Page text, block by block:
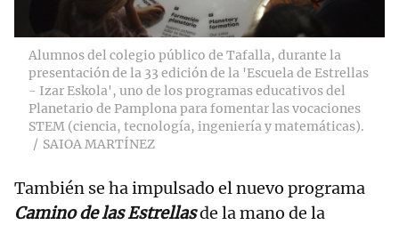
Alumnos del colegio público de Tafalla, durante la
presentación de la 33 edición de la 'Escuela de Estrellas
- Izar Eskola', uno de los programas educativos del
Planetario de Pamplona para fomentar las vocaciones
STEM (ciencia, tecnología, ingeniería y matemáticas).
SAIOA MARTÍNEZ
También se ha impulsado el nuevo programa
Camino de las Estrellasde la mano de la